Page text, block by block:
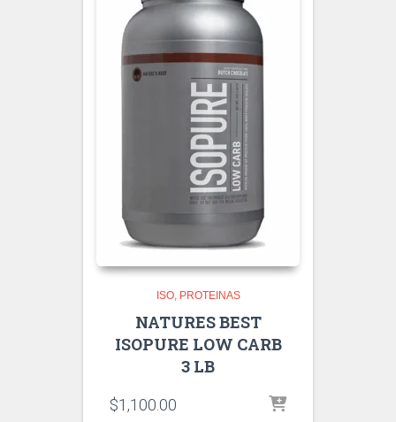
ISO PROTEINAS
NATURES BEST
ISOPURE LOW CARB
3 LB
$1,100.00